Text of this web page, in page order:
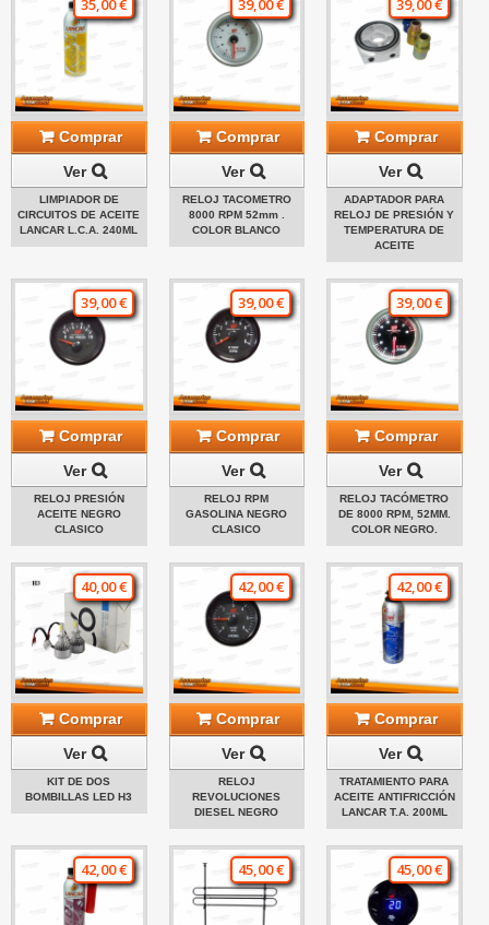
35,00 €
Comprar
Ver
LIMPIADOR DE
CIRCUITOS DE ACEITE
LANCAR L.C.A. 240ML
39,00 €
Comprar
Ver
RELOJ TACOMETRO
8000 RPM 52mm .
COLOR BLANCO
39,00 €
Comprar
Ver
ADAPTADOR PARA
RELOJ DE PRESIÓN Y
TEMPERATURA DE
ACEITE
39,00 €
Comprar
Ver
RELOJ PRESIÓN
ACEITE NEGRO
CLASICO
39,00 €
Comprar
Ver
RELOJ RPM
GASOLINA NEGRO
CLASICO
39,00 €
Comprar
Ver
RELOJ TACÓMETRO
DE 8000 RPM, 52MM.
COLOR NEGRO.
40,00 €
Comprar
Ver
KIT DE DOS
BOMBILLAS LED H3
42,00 €
Comprar
Ver
RELOJ
REVOLUCIONES
DIESEL NEGRO
42,00 €
Comprar
Ver
TRATAMIENTO PARA
ACEITE ANTIFRICCIÓN
LANCAR T.A. 200ML
42,00 € 45,00 € 45,00 €